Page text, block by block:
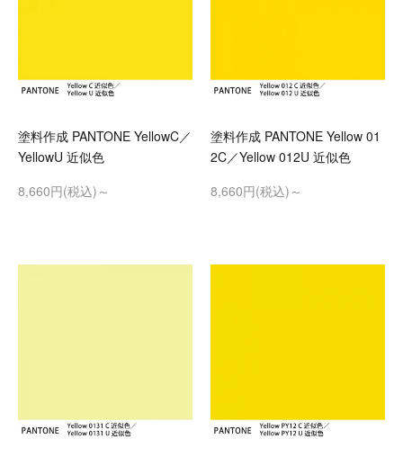
塗料作成 PANTONE YellowC／
YellowU 近似色
8,660円(税込)～
塗料作成 PANTONE Yellow 01
2C／Yellow 012U 近似色
8,660円(税込)～